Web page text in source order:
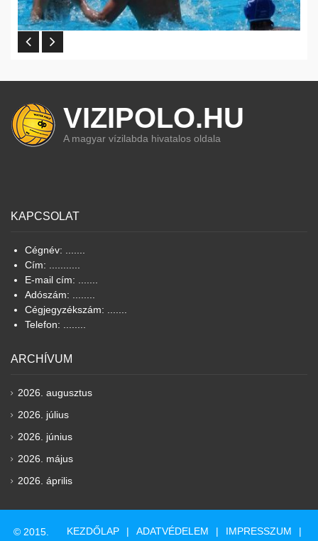
VIZIPOLO.HU
A magyar vízilabda hivatalos oldala
KAPCSOLAT
Cégnév: .......
Cím: ...........
E-mail cím: .......
Adószám: ........
Cégjegyzékszám: .......
Telefon: ........
ARCHÍVUM
2026. augusztus
2026. július
2026. június
2026. május
2026. április
© 2015. KEZDŐLAP ADATVÉDELEM IMPRESSZUM